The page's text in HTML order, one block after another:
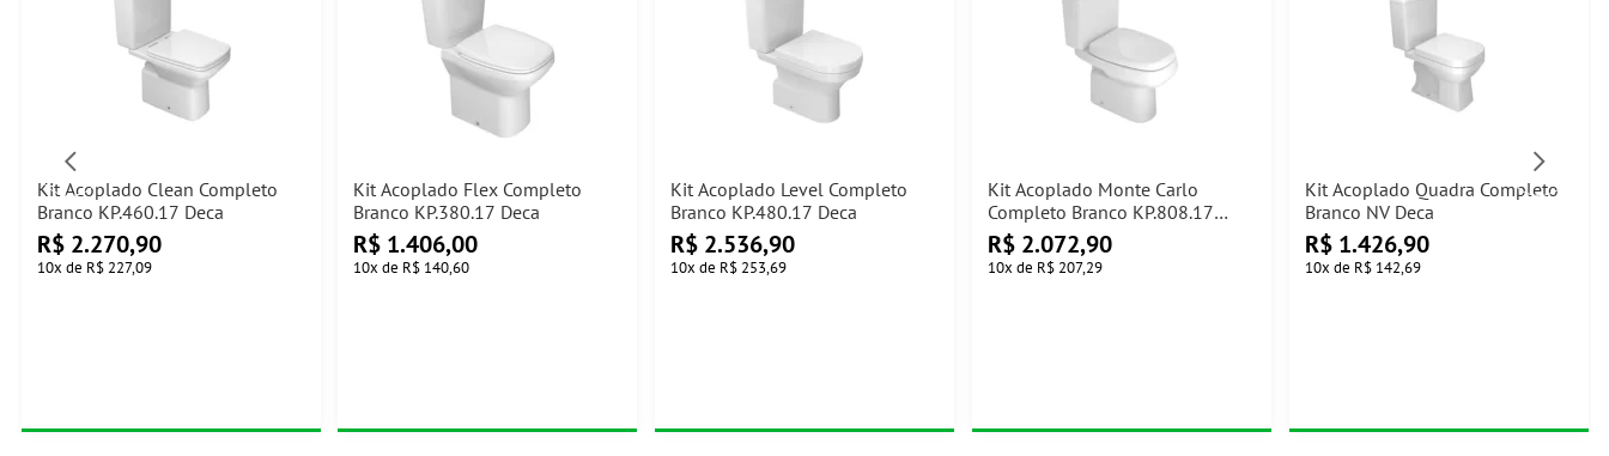
Kit Acoplado Clean Completo
Branco KP.460.17 Deca
R$ 2.270,90
10x de R$ 227,09
Kit Acoplado Flex Completo
Branco KP.380.17 Deca
R$ 1.406,00
10x de R$ 140,60
Kit Acoplado Level Completo
Branco KP.480.17 Deca
R$ 2.536,90
10x de R$ 253,69
Kit Acoplado Monte Carlo
Completo Branco KP.808.17
Deca
R$ 2.072,90
10x de R$ 207,29
Kit Acoplado Quadra Completo
Branco NV Deca
R$ 1.426,90
10x de R$ 142,69